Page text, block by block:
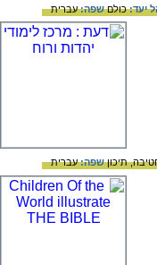
יעד:כולםשפה:עברית
תיכוןשפה:עברית